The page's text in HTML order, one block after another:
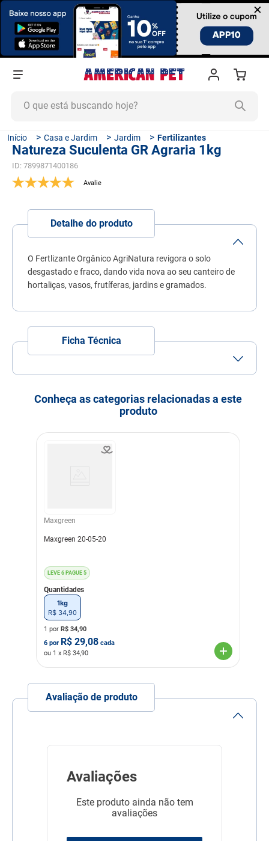
×
Casa e Jardim Jardim Fertilizantes
Natureza Suculenta GR Agraria 1kg
ID: 7899871400186
Detalhe do produto
O Fertlizante Orgânico AgriNatura revigora o solo
desgastado e fraco, dando vida nova ao seu canteiro de
hortaliças, vasos, frutíferas, jardins e gramados.
Ficha Técnica
Conheça as categorias relacionadas a este
produto
Maxgreen
Maxgreen 20-05-20
LEVE 6 PAGUE 5
Quantidades
1kg
R$ 34 90
1 por R$ 34,90
6 por R$ 29,08 cada
ou 1 x R$ 34,90
Avaliação de produto
Avaliações
Este produto ainda não tem
avaliações
TERMOS MAIS BUSCADOS
1 º
ração cachorro
areia
5º
ração
6º
fórmula natural
7º
quatree
ração premier